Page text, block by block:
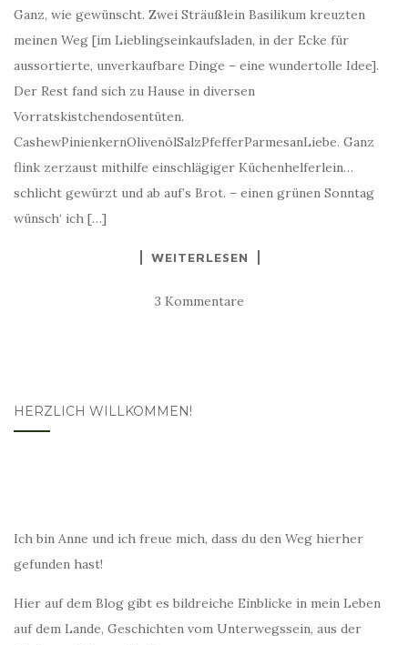
Ganz, wie gewünscht. Zwei Sträußlein Basilikum kreuzten
meinen Weg [im Lieblingseinkaufsladen, in der Ecke für
aussortierte, unverkaufbare Dinge – eine wundertolle Idee].
Der Rest fand sich zu Hause in diversen
Vorratskistchendosentüten.
CashewPinienkernOlivenölSalzPfefferParmesanLiebe. Ganz
flink zerzaust mithilfe einschlägiger Küchenhelferlein…
schlicht gewürzt und ab auf’s Brot. – einen grünen Sonntag
wünsch‘ ich […]
WEITERLESEN
3 Kommentare
HERZLICH WILLKOMMEN!
Ich bin Anne und ich freue mich, dass du den Weg hierher
gefunden hast!
Hier auf dem Blog gibt es bildreiche Einblicke in mein Leben
auf dem Lande, Geschichten vom Unterwegssein, aus der